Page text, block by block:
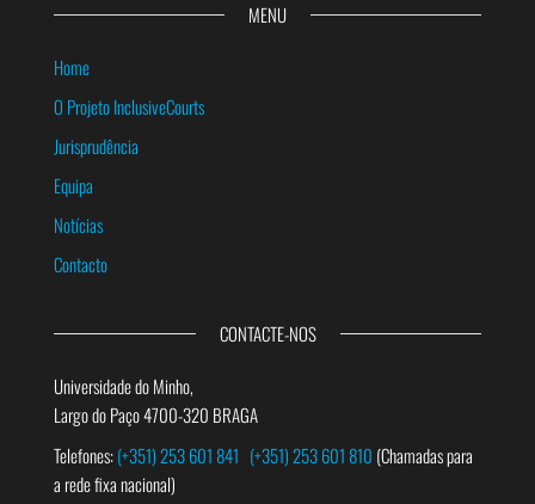
MENU
Home
O Projeto InclusiveCourts
Jurisprudência
Equipa
Notícias
Contacto
CONTACTE-NOS
Universidade do Minho,
Largo do Paço 4700-320 BRAGA
Telefones:(+351) 253 601 841 (+351) 253 601 810 (Chamadas para
a rede fixa nacional)